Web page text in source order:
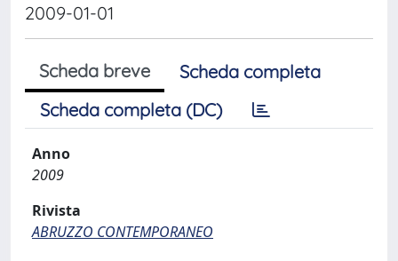
2009-01-01
Scheda breve
Scheda completa
Scheda completa (DC)
Anno
2009
Rivista
ABRUZZO CONTEMPORANEO